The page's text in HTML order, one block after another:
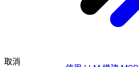
取消